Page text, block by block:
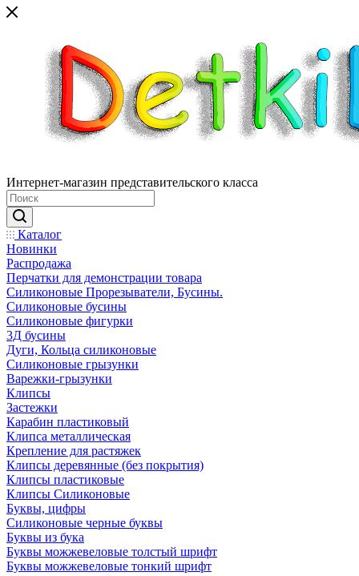
Интернет-магазин представительского класса
Каталог
Новинки
Распродажа
Перчатки для демонстрации товара
Силиконовые Прорезыватели, Бусины.
Силиконовые бусины
Силиконовые фигурки
3Д бусины
Дуги, Кольца силиконовые
Силиконовые грызунки
Варежки-грызунки
Клипсы
Застежки
Карабин пластиковый
Клипса металлическая
Крепление для растяжек
Клипсы деревянные (без покрытия)
Клипсы пластиковые
Клипсы Силиконовые
Буквы, цифры
Силиконовые черные буквы
Буквы из бука
Буквы можжевеловые толстый шрифт
Буквы можжевеловые тонкий шрифт